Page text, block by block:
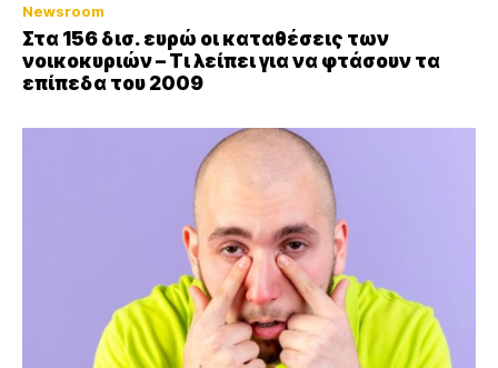
Newsroom
Στα 156 δισ. ευρώ οι καταθέσεις των
νοικοκυριών – Τι λείπει για να φτάσουν τα
επίπεδα του 2009